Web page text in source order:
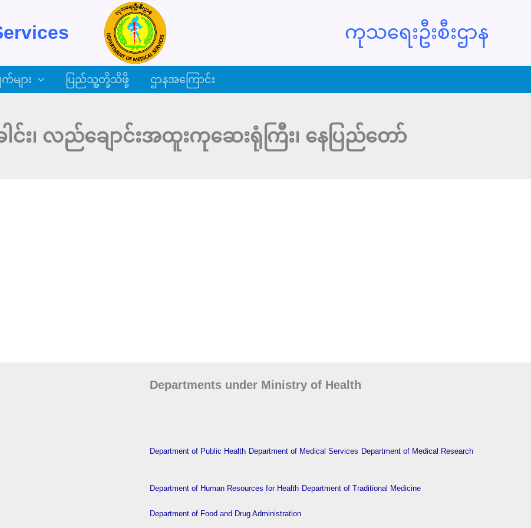
ကုသရေးဦးစီးဌာန
များ ပြည်သူ့တို့သိဖို့ ဌာနအကြောင်း
ေါင်း၊ လည်ချောင်းအထူးကုဆေးရုံကြီး၊ နေပြည်တော်
Departments under Ministry of Health
Department of Public Health Department of Medical Services Department of Medical Research
Department of Human Resources for Health Department of Traditional Medicine
Department of Food and Drug Administration